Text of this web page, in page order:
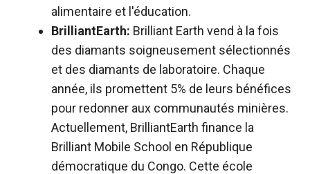
alimentaire et l'éducation.
BrilliantEarth: Brilliant Earth vend à la fois
des diamants soigneusement sélectionnés
et des diamants de laboratoire. Chaque
année, ils promettent 5% de leurs bénéfices
pour redonner aux communautés minières.
Actuellement, BrilliantEarth finance la
Brilliant Mobile School en République
démocratique du Congo. Cette école